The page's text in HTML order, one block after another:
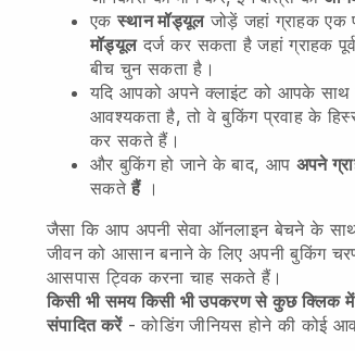
एकस्थान मॉड्यूलजोड़ें जहां ग्राहक
मॉड्यूलदर्ज कर सकता है जहां ग्राहक
बीच चुन सकता है।
यदि आपको अपने क्लाइंट को आपके साथ
आवश्यकता है, तो वे बुकिंग प्रवाह के
कर सकते हैं।
और बुकिंग हो जाने के बाद, आप अपने
सकतेहैं।
जैसा कि आप अपनी सेवा ऑनलाइन बेचने के
जीवन को आसान बनाने के लिए अपनी बुकिंग
आसपास ट्विक करना चाह सकते हैं।
किसी भी समय किसी भी उपकरण से कुछ क्लिक
संपादित करें- कोडिंग जीनियस होने की कोई